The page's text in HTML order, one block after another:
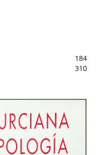
184
310